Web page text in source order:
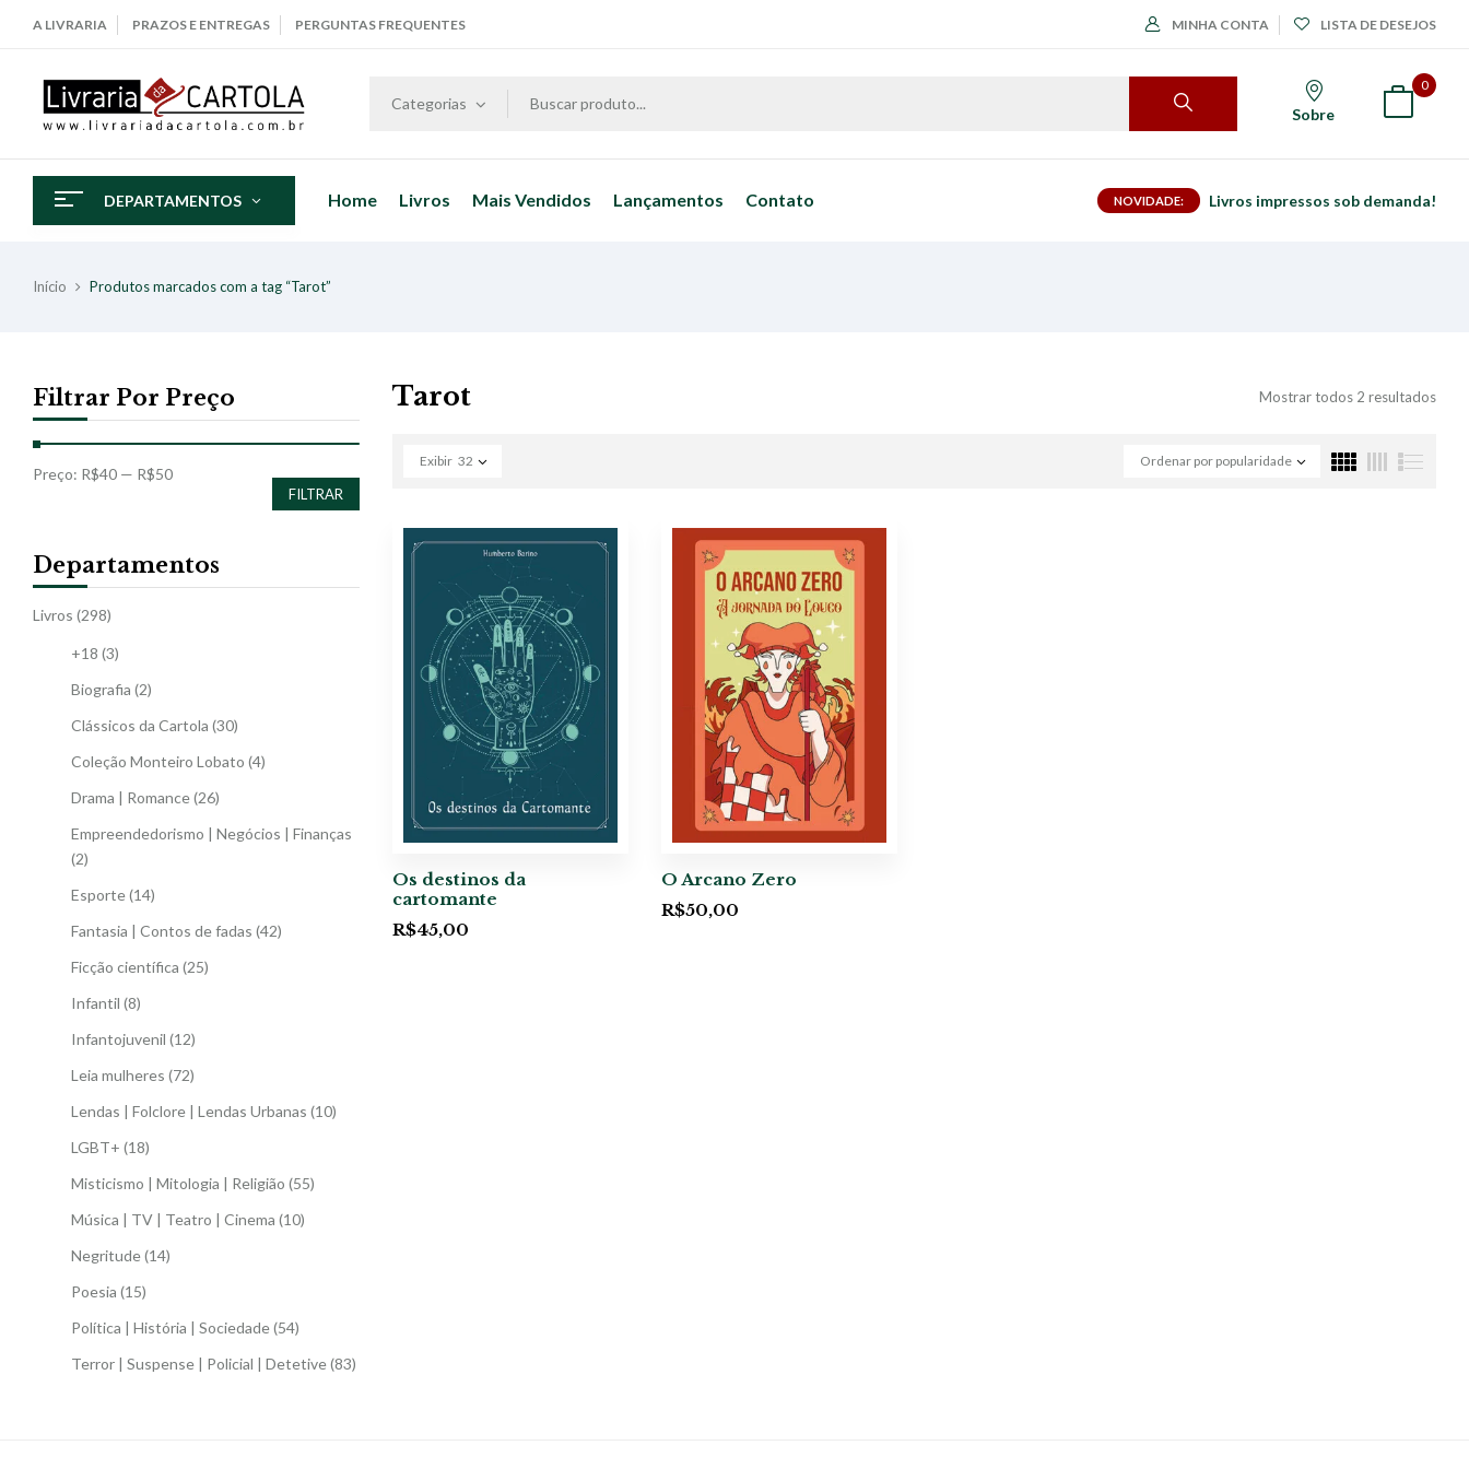
A LIVRARIA PRAZOS E ENTREGAS PERGUNTAS FREQUENTES MINHA CONTA LISTA DE DESEJOS
Categorias
Sobre
0
DEPARTAMENTOS Home Livros Mais Vendidos Lançamentos Contato NOVIDADE: Livros impressos sob demanda!
Início Produtos marcados com a tag “Tarot”
Filtrar Por Preço
FILTRAR
Preço: R$40 — R$50
Departamentos
Livros (298)
+18 (3)
Biografia (2)
Clássicos da Cartola (30)
Coleção Monteiro Lobato (4)
Drama | Romance(26)
Empreendedorismo | Negócios | Finanças
(2)
Esporte(14)
Fantasia | Contos de fadas (42)
Ficção científica (25)
Infantil (8)
Infantojuvenil (12)
Leia mulheres (72)
Lendas | Folclore | Lendas Urbanas (10)
LGBT+ (18)
Misticismo | Mitologia | Religião (55)
Música | TV | Teatro | Cinema (10)
Negritude(14)
Poesia (15)
Política | História | Sociedade(54)
Terror | Suspense | Policial | Detetive(83)
Tarot Mostrar todos 2 resultados
Ordenar por popularidade
Exibir 32
Os destinos da
cartomante
R$45,00
O Arcano Zero
R$50,00